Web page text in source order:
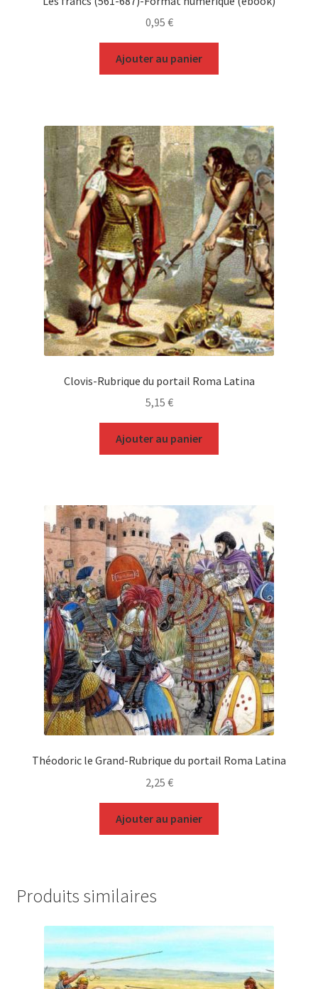
0,95 €
Ajouter au panier
Clovis-Rubrique du portail Roma Latina
5,15 €
Ajouter au panier
Théodoric le Grand-Rubrique du portail Roma Latina
2,25 €
Ajouter au panier
Produits similaires